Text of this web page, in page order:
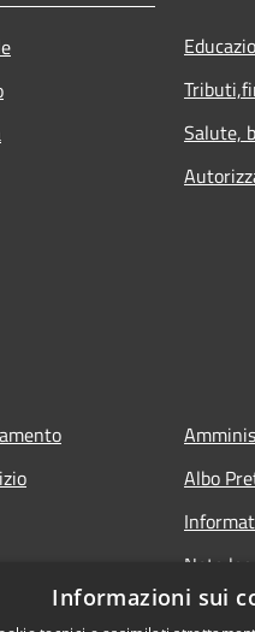
Salute,
Albo
Note
Informazioni sui